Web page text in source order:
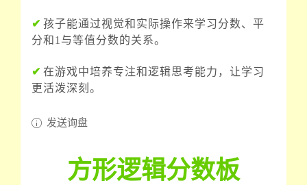
✔ 孩子能通过视觉和实际操作来学习分数、平
分和1与等值分数的关系。
✔ 在游戏中培养专注和逻辑思考能力，让学习
更活泼深刻。
发送询盘
方形逻辑分数板